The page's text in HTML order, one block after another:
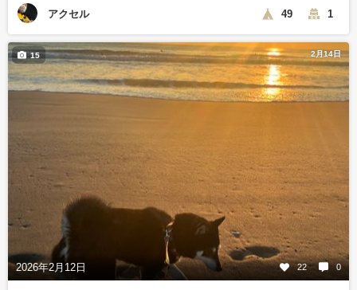
アクセル 49 1
2月14日
2026年2月12日 22 0
15